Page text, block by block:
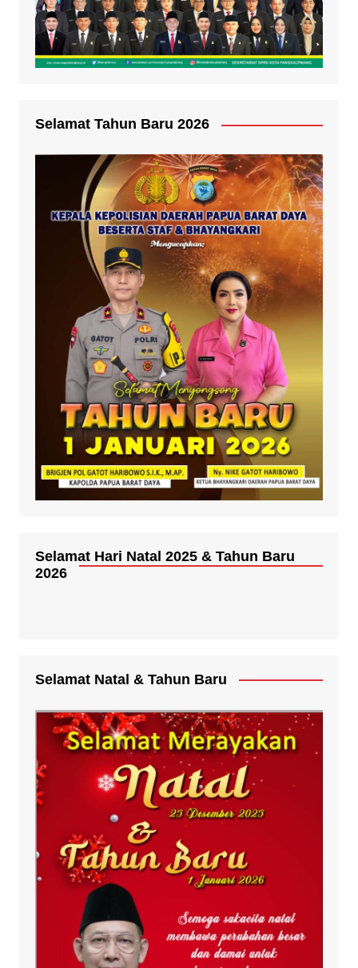
Selamat Tahun Baru 2026
Selamat Hari Natal 2025 & Tahun Baru
2026
Selamat Natal & Tahun Baru